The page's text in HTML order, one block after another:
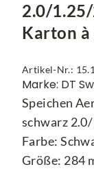
2.0/
Karton à
Artikel-Nr.:
Marke: DT
Speichen
schwarz
Farbe:
Größe: 284